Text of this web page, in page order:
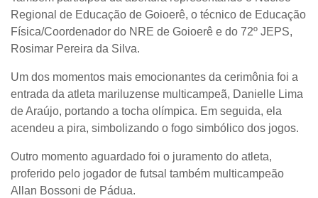
Regional de Educação de Goioerê, o técnico de Educação
Física/Coordenador do NRE de Goioerê e do 72º JEPS,
Rosimar Pereira da Silva.
Um dos momentos mais emocionantes da cerimônia foi a
entrada da atleta mariluzense multicampeã, Danielle Lima
de Araújo, portando a tocha olímpica. Em seguida, ela
acendeu a pira, simbolizando o fogo simbólico dos jogos.
Outro momento aguardado foi o juramento do atleta,
proferido pelo jogador de futsal também multicampeão
Allan Bossoni de Pádua.